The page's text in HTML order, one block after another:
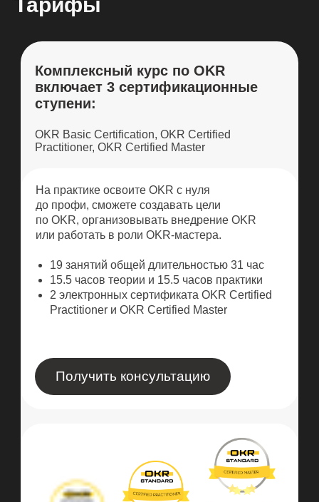
Тарифы
Комплексный курс по OKR
OKR Basic Certification, OKR Certified
Practitioner, OKR Certified Master
На практике освоите OKR с нуля
до профи, сможете создавать цели
по OKR, организовывать внедрение OKR
или работать в роли OKR-мастера.
15.5 часов теории и 15.5 часов практики
2 электронных сертификата OKR Certified
Practitioner и OKR Certified Master